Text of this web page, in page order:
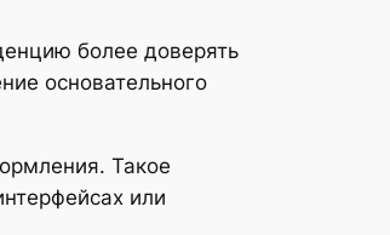
более доверять
основательного
Такое
или